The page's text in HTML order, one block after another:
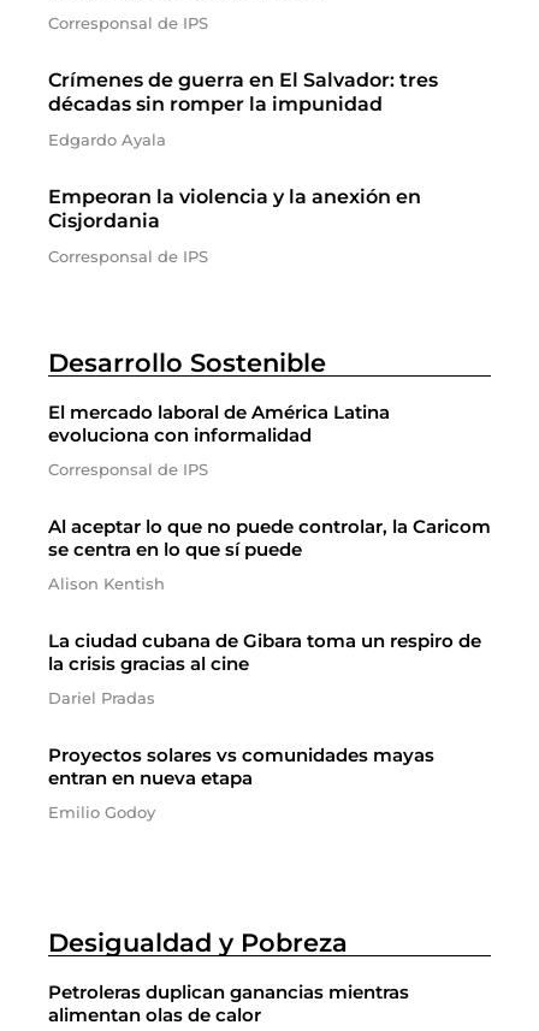
Corresponsal de IPS
Crímenes de guerra en El Salvador: tres
décadas sin romper la impunidad
Edgardo Ayala
Empeoran la violencia y la anexión en
Cisjordania
Corresponsal de IPS
Desarrollo Sostenible
El mercado laboral de América Latina
evoluciona con informalidad
Corresponsal de IPS
Al aceptar lo que no puede controlar, la Caricom
se centra en lo que sí puede
Alison Kentish
La ciudad cubana de Gibara toma un respiro de
la crisis gracias al cine
Dariel Pradas
Proyectos solares vs comunidades mayas
entran en nueva etapa
Emilio Godoy
Desigualdad y Pobreza
Petroleras duplican ganancias mientras
alimentan olas de calor